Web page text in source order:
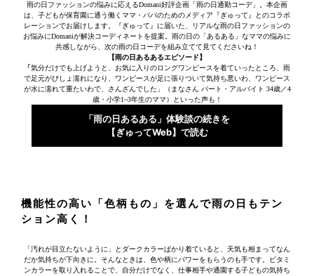
雨の日ファッションの悩みに応えるDomani好評企画「雨の日通勤コーデ」。本企画
は、子どもが保育園に通う働くママ・パパのためのメディア『ぎゅって』とのコラボ
レーションでお届けします。『ぎゅって』に届いた、リアルな雨の日ファッションの
お悩みにDomaniが解決コーディネートを提案。雨の日の「あるある」なママの悩みに
共感しながら、次の雨の日コーデを組み立てて見てくださいね！
【雨の日あるあるエピソード】
「気分だけでも上げようと、お気に入りのロングワンピースを着ていったところ、雨
で足元がびしょ濡れになり、ワンピースが足に張りついて気持ち悪いわ、ワンピース
が水に濡れて重たいわで、さんざんでした」（まなさん パート・アルバイト 34歳／4
歳・小学1~3年生のママ）といった声も！
「雨の日あるある」体験談の続きを
【ぎゅってWeb】で読む
機能性の高い「色柄もの」を選んで雨の日もテン
ション高く！
「汚れが目立たないように」とダークカラーばかり着ていると、天気も相まってなん
だか気持ちが下向きに。そんなときは、色や柄にパワーをもらうのも手です。ビタミ
ンカラーを取り入れることで、自分だけでなく、仕事相手や通園する子どもの気持ち